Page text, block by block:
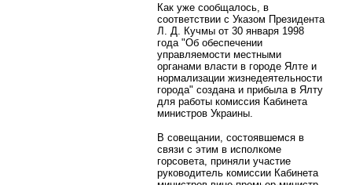
Как уже сообщалось, в
соответствии с Указом Президента
Л. Д. Кучмы от 30 января 1998
года "Об обеспечении
управляемости местными
органами власти в городе Ялте и
нормализации жизнедеятельности
города" создана и прибыла в Ялту
для работы комиссия Кабинета
министров Украины.
В совещании, состоявшемся в
связи с этим в исполкоме
горсовета, приняли участие
руководитель комиссии Кабинета